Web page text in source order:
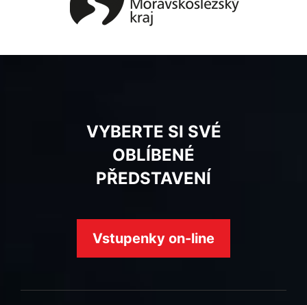
VYBERTE SI SVÉ
OBLÍBENÉ
PŘEDSTAVENÍ
Vstupenky on-line